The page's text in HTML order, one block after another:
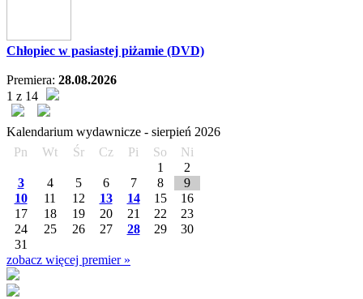
Chłopiec w pasiastej piżamie (DVD)
Premiera: 28.08.2026
1 z 14
Kalendarium wydawnicze - sierpień 2026
Pn
Wt Śr Cz Pi So
Ni
1
2
3
4 5 6 7 8
9
10
11 12 13 14 15
16
17
18 19 20 21 22
23
24
25 26 27 28 29
30
31
zobacz więcej premier »